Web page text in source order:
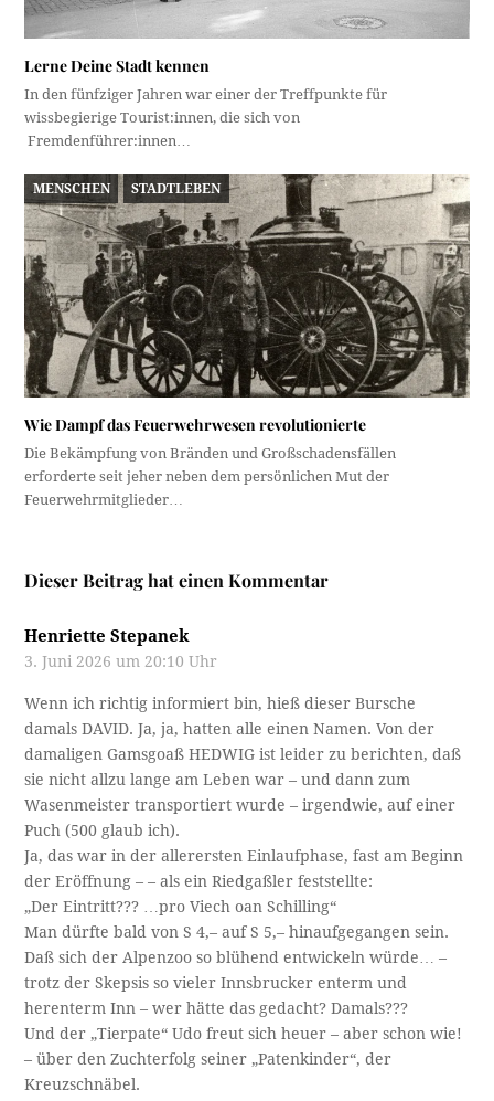
Lerne Deine Stadt kennen
In den fünfziger Jahren war einer der Treffpunkte für
wissbegierige Tourist:innen, die sich von
Fremdenführer:innen…
MENSCHEN STADTLEBEN
Wie Dampf das Feuerwehrwesen revolutionierte
Die Bekämpfung von Bränden und Großschadensfällen
erforderte seit jeher neben dem persönlichen Mut der
Feuerwehrmitglieder…
Dieser Beitrag hat einen Kommentar
Henriette Stepanek
3. Juni 2026 um 20:10 Uhr
Wenn ich richtig informiert bin, hieß dieser Bursche
damals DAVID. Ja, ja, hatten alle einen Namen. Von der
damaligen Gamsgoaß HEDWIG ist leider zu berichten, daß
sie nicht allzu lange am Leben war – und dann zum
Wasenmeister transportiert wurde – irgendwie, auf einer
Puch (500 glaub ich).
Ja, das war in der allerersten Einlaufphase, fast am Beginn
der Eröffnung – – als ein Riedgaßler feststellte:
„Der Eintritt??? …pro Viech oan Schilling“
Man dürfte bald von S 4,– auf S 5,– hinaufgegangen sein.
Daß sich der Alpenzoo so blühend entwickeln würde… –
trotz der Skepsis so vieler Innsbrucker enterm und
herenterm Inn – wer hätte das gedacht? Damals???
Und der „Tierpate“ Udo freut sich heuer – aber schon wie!
– über den Zuchterfolg seiner „Patenkinder“, der
Kreuzschnäbel.